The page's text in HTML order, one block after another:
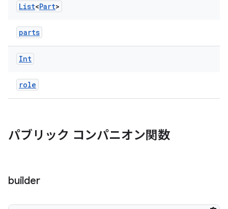
List<Part>
parts
Int
role
パブリック コンパニオン関数
builder